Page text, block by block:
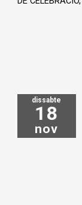
dissabte
18
nov